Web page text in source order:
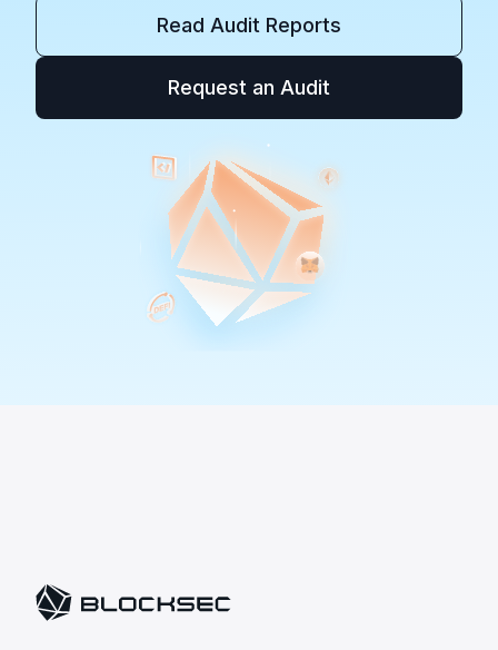
Read Audit Reports
Request an Audit